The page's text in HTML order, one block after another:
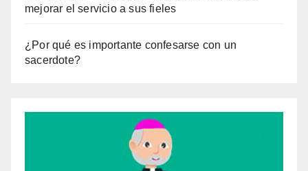
mejorar el servicio a sus fieles
¿Por qué es importante confesarse con un
sacerdote?